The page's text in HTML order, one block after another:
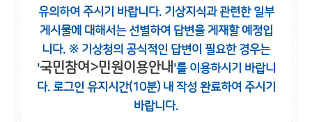
유의하여 주시기 바랍니다. 기상지식과 관련한 일부
게시물에 대해서는 선별하여 답변을 게재할 예정입
니다. ※ 기상청의 공식적인 답변이 필요한 경우는
'국민참여>민원이용안내 '를 이용하시기 바랍니
다. 로그인 유지시간(10분) 내 작성 완료하여 주시기
바랍니다.